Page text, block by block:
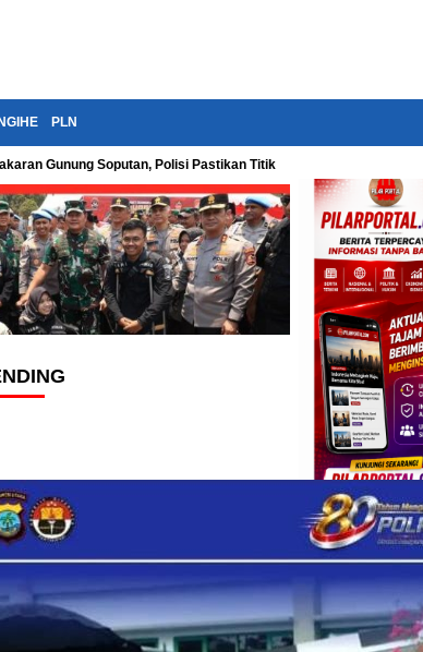
PLN
Gunung Soputan, Polisi Pastikan Titik Api Terus Diawasi